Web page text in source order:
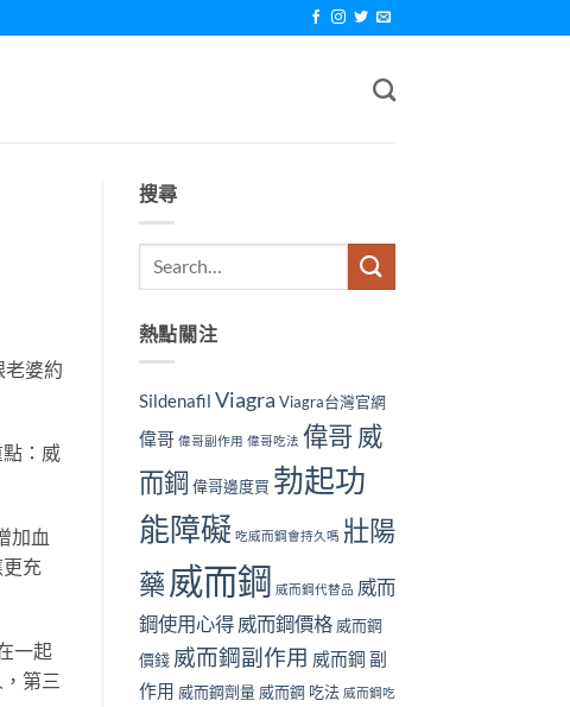
老婆約
：威
加血
充
一起
第三
搜尋
熱點關注
Sildenafil Viagra Viagra台灣官網
偉哥 偉哥副作用 偉哥吃法 偉哥 威
而鋼 偉哥邊度買 勃起功
能障礙 吃威而鋼會持久嗎 壯陽
藥 威而鋼 威而鋼代替品 威而
鋼使用心得 威而鋼價格 威而鋼
價錢 威而鋼副作用 威而鋼 副
作用 威而鋼劑量 威而鋼 吃法 威而鋼吃